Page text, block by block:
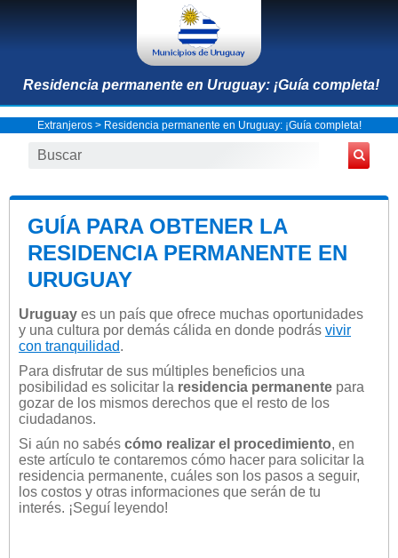
Residencia permanente en Uruguay: ¡Guía completa!
Extranjeros> Residencia permanente en Uruguay: ¡Guía completa!
GUÍA PARA OBTENER LA
RESIDENCIA PERMANENTE EN
URUGUAY
Uruguay es un país que ofrece muchas oportunidades
y una cultura por demás cálida en donde podrás vivir
con tranquilidad.
Para disfrutar de sus múltiples beneficios una
posibilidad es solicitar la residencia permanente para
gozar de los mismos derechos que el resto de los
ciudadanos.
Si aún no sabés cómo realizar el procedimiento, en
este artículo te contaremos cómo hacer para solicitar la
residencia permanente, cuáles son los pasos a seguir,
los costos y otras informaciones que serán de tu
interés. ¡Seguí leyendo!